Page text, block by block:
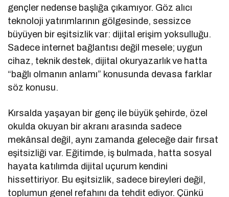
gençler nedense başlığa çıkamıyor. Göz alıcı
teknoloji yatırımlarının gölgesinde, sessizce
büyüyen bir eşitsizlik var: dijital erişim yoksulluğu.
Sadece internet bağlantısı değil mesele; uygun
cihaz, teknik destek, dijital okuryazarlık ve hatta
“bağlı olmanın anlamı” konusunda devasa farklar
söz konusu.
Kırsalda yaşayan bir genç ile büyük şehirde, özel
okulda okuyan bir akranı arasında sadece
mekânsal değil, aynı zamanda geleceğe dair fırsat
eşitsizliği var. Eğitimde, iş bulmada, hatta sosyal
hayata katılımda dijital uçurum kendini
hissettiriyor. Bu eşitsizlik, sadece bireyleri değil,
toplumun genel refahını da tehdit ediyor. Çünkü